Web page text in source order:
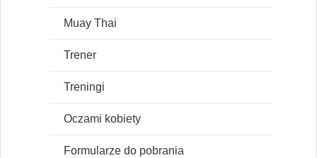
Muay Thai
Trener
Treningi
Oczami kobiety
Formularze do pobrania